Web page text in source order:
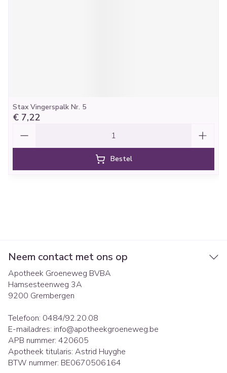
Stax Vingerspalk Nr. 5
€ 7,22
Bestel
Neem contact met ons op
Apotheek Groeneweg BVBA
Hamsesteenweg 3A
9200 Grembergen
Telefoon: 0484/92.20.08
E-mailadres: info@apotheekgroeneweg.be
APB nummer: 420605
Apotheek titularis: Astrid Huyghe
BTW nummer: BE0670506164